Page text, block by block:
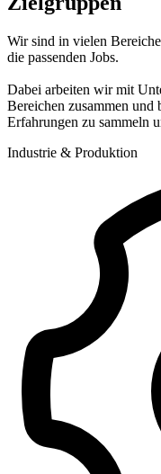
Wir sind in vielen
die passenden Jobs.
Dabei arbeiten wir mit
Bereichen zusammen
Erfahrungen zu sammeln
Industrie & Produktion